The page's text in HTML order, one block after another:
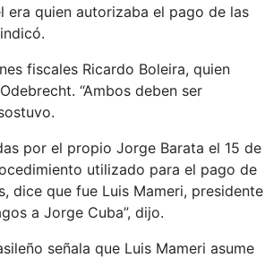
era quien autorizaba el pago de las
fiscales Ricardo Boleira, quien
“Ambos deben ser
por el propio Jorge Barata el 15 de
utilizado para el pago de
dice que fue Luis Mameri, presidente
a Jorge Cuba”, dijo.
señala que Luis Mameri asume